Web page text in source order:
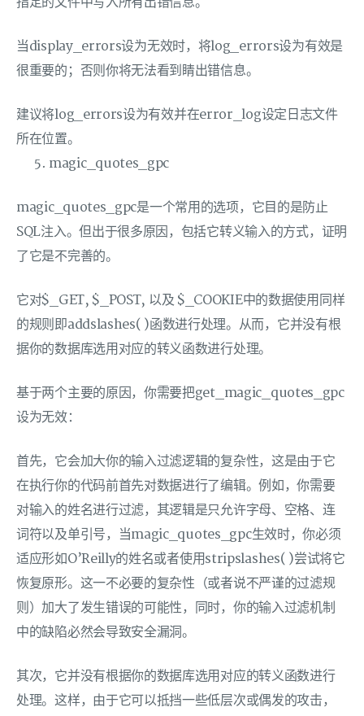
当display_errors设为无效时，将log_errors设为有效是
很重要的；否则你将无法看到睛出错信息。
建议将log_errors设为有效并在error_log设定日志文件
所在位置。
magic_quotes_gpc
magic_quotes_gpc是一个常用的选项，它目的是防止
SQL注入。但出于很多原因，包括它转义输入的方式，证明
了它是不完善的。
它对$_GET, $_POST, 以及 $_COOKIE中的数据使用同样
的规则即addslashes( )函数进行处理。从而，它并没有根
据你的数据库选用对应的转义函数进行处理。
基于两个主要的原因，你需要把get_magic_quotes_gpc
设为无效：
首先，它会加大你的输入过滤逻辑的复杂性，这是由于它
在执行你的代码前首先对数据进行了编辑。例如，你需要
对输入的姓名进行过滤，其逻辑是只允许字母、空格、连
词符以及单引号，当magic_quotes_gpc生效时，你必须
适应形如O’Reilly的姓名或者使用stripslashes( )尝试将它
恢复原形。这一不必要的复杂性（或者说不严谨的过滤规
则）加大了发生错误的可能性，同时，你的输入过滤机制
中的缺陷必然会导致安全漏洞。
其次，它并没有根据你的数据库选用对应的转义函数进行
处理。这样，由于它可以抵挡一些低层次或偶发的攻击，